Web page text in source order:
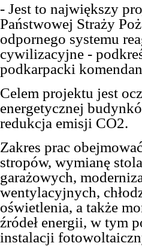
- Jest to największy
Państwowej Straży
odpornego systemu
cywilizacyjne -
podkarpacki
Celem projektu jest
energetycznej
redukcja emisji CO2.
Zakres prac
stropów, wymianę
garażowych,
wentylacyjnych,
oświetlenia, a także
źródeł energii, w tym
instalacji